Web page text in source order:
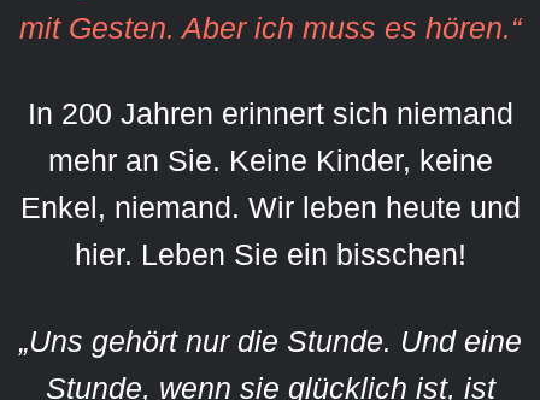
mit Gesten. Aber ich muss es hören.“
In 200 Jahren erinnert sich niemand
mehr an Sie. Keine Kinder, keine
Enkel, niemand. Wir leben heute und
hier. Leben Sie ein bisschen!
„Uns gehört nur die Stunde. Und eine
Stunde, wenn sie glücklich ist, ist